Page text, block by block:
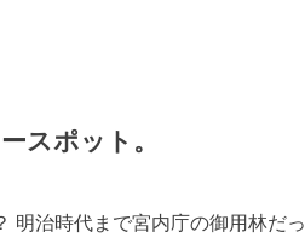
スポット。
明治時代まで宮内庁の御用林だっ